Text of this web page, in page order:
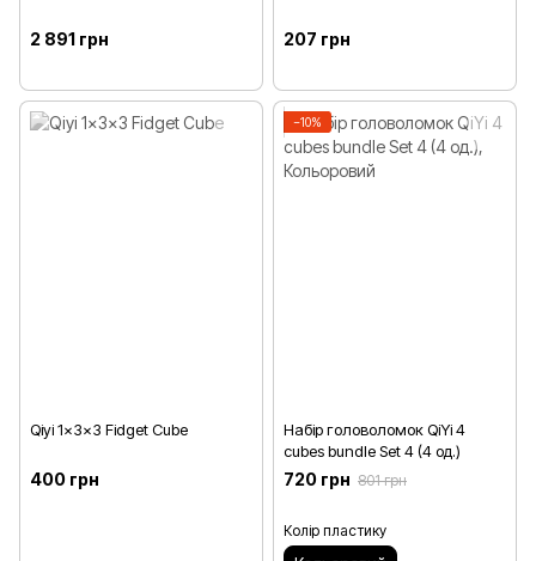
2 891 грн 207 грн
Qiyi 1x3x3 Fidget Cube
400 грн
−10%
Набір головоломок QiYi 4
cubes bundle Set 4 (4 од.)
720 грн 801 грн
Колір пластику